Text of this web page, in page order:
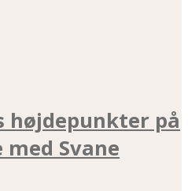
højdepunkter på
Svane